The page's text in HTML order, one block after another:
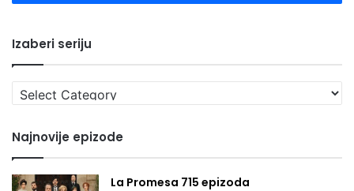
Izaberi seriju
Izaberi
seriju
Najnovije epizode
La Promesa 715 epizoda